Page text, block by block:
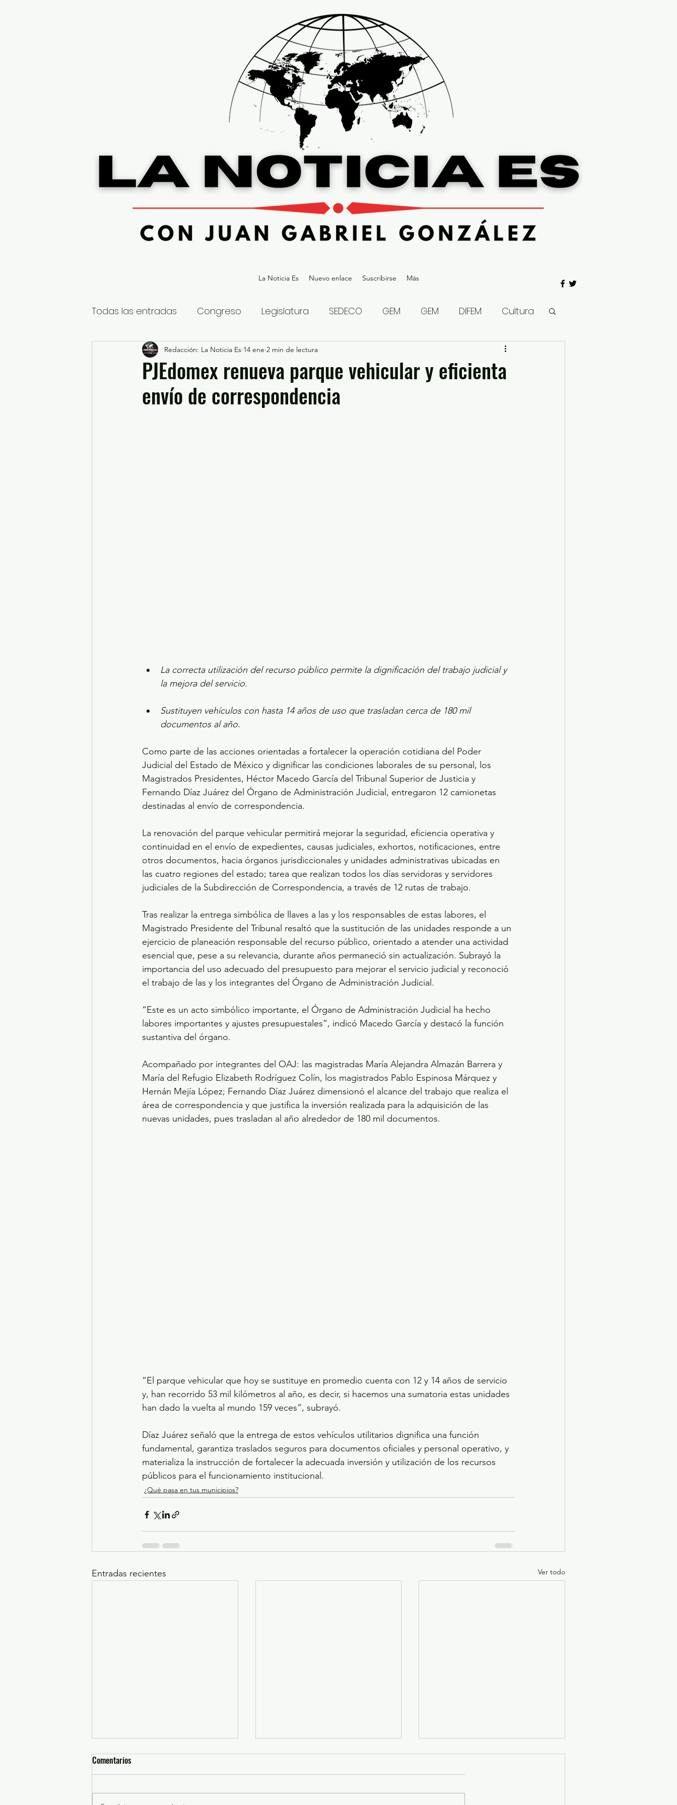
La Noticia Es Nuevo enlace Suscribirse Más
Todas las entradas Congreso Legislatura SEDECO GEM GEM DIFEM Cultura
Nacional Estatal Gubernatura Edoméx 2023
Educación y Cultura Seguridad y Justicia Denuncia Ciudadana
PJEdomex renueva parque vehicular y eficienta
envío de correspondencia
Redacción: La Noticia Es 14 ene 2 min de lectura
La correcta utilización del recurso público permite la dignificación del trabajo judicial y
la mejora del servicio.
Sustituyen vehículos con hasta 14 años de uso que trasladan cerca de 180 mil
documentos al año.
Como parte de las acciones orientadas a fortalecer la operación cotidiana del Poder
Judicial del Estado de México y dignificar las condiciones laborales de su personal, los
Magistrados Presidentes, Héctor Macedo García del Tribunal Superior de Justicia y
Fernando Díaz Juárez del Órgano de Administración Judicial, entregaron 12 camionetas
destinadas al envío de correspondencia.
La renovación del parque vehicular permitirá mejorar la seguridad, eficiencia operativa y
continuidad en el envío de expedientes, causas judiciales, exhortos, notificaciones, entre
otros documentos, hacia órganos jurisdiccionales y unidades administrativas ubicadas en
las cuatro regiones del estado; tarea que realizan todos los días servidoras y servidores
judiciales de la Subdirección de Correspondencia, a través de 12 rutas de trabajo.
Tras realizar la entrega simbólica de llaves a las y los responsables de estas labores, el
Magistrado Presidente del Tribunal resaltó que la sustitución de las unidades responde a un
ejercicio de planeación responsable del recurso público, orientado a atender una actividad
esencial que, pese a su relevancia, durante años permaneció sin actualización. Subrayó la
importancia del uso adecuado del presupuesto para mejorar el servicio judicial y reconoció
el trabajo de las y los integrantes del Órgano de Administración Judicial.
“Este es un acto simbólico importante, el Órgano de Administración Judicial ha hecho
labores importantes y ajustes presupuestales”, indicó Macedo García y destacó la función
sustantiva del órgano.
Acompañado por integrantes del OAJ: las magistradas María Alejandra Almazán Barrera y
María del Refugio Elizabeth Rodríguez Colín, los magistrados Pablo Espinosa Márquez y
Hernán Mejía López; Fernando Díaz Juárez dimensionó el alcance del trabajo que realiza el
área de correspondencia y que justifica la inversión realizada para la adquisición de las
nuevas unidades, pues trasladan al año alrededor de 180 mil documentos.
“El parque vehicular que hoy se sustituye en promedio cuenta con 12 y 14 años de servicio
y, han recorrido 53 mil kilómetros al año, es decir, si hacemos una sumatoria estas unidades
han dado la vuelta al mundo 159 veces”, subrayó.
Díaz Juárez señaló que la entrega de estos vehículos utilitarios dignifica una función
fundamental, garantiza traslados seguros para documentos oficiales y personal operativo, y
materializa la instrucción de fortalecer la adecuada inversión y utilización de los recursos
públicos para el funcionamiento institucional.
¿Qué pasa en tus municipios?
Entradas recientes Ver todo
Comentarios